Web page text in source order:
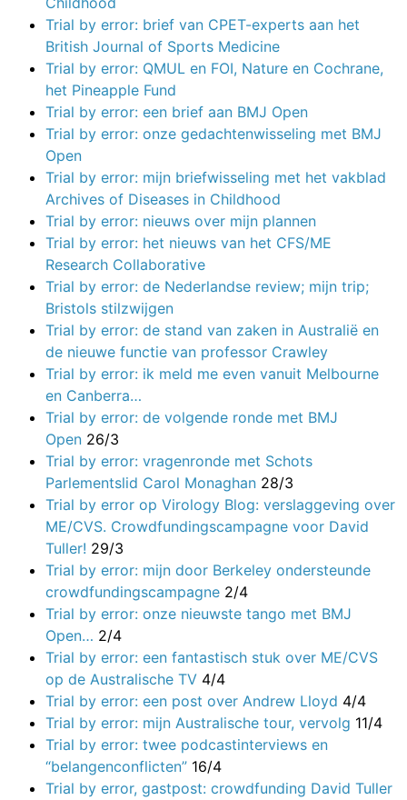
Trial by error: brief van CPET-experts aan het
British Journal of Sports Medicine
Trial by error: QMUL en FOI, Nature en Cochrane,
het Pineapple Fund
Trial by error: een brief aan BMJ Open
Trial by error: onze gedachtenwisseling met BMJ
Open
Trial by error: mijn briefwisseling met het vakblad
Archives of Diseases in Childhood
Trial by error: nieuws over mijn plannen
Trial by error: het nieuws van het CFS/ME
Research Collaborative
Trial by error: de Nederlandse review; mijn trip;
Bristols stilzwijgen
Trial by error: de stand van zaken in Australië en
de nieuwe functie van professor Crawley
Trial by error: ik meld me even vanuit Melbourne
en Canberra…
Trial by error: de volgende ronde met BMJ
Open 26/3
Trial by error: vragenronde met Schots
Parlementslid Carol Monaghan 28/3
Trial by error op Virology Blog: verslaggeving over
ME/CVS. Crowdfundingscampagne voor David
Tuller! 29/3
Trial by error: mijn door Berkeley ondersteunde
crowdfundingscampagne 2/4
Trial by error: onze nieuwste tango met BMJ
Open… 2/4
Trial by error: een fantastisch stuk over ME/CVS
op de Australische TV 4/4
Trial by error: een post over Andrew Lloyd 4/4
Trial by error: mijn Australische tour, vervolg 11/4
Trial by error: twee podcastinterviews en
“belangenconflicten” 16/4
Trial by error, gastpost: crowdfunding David Tuller